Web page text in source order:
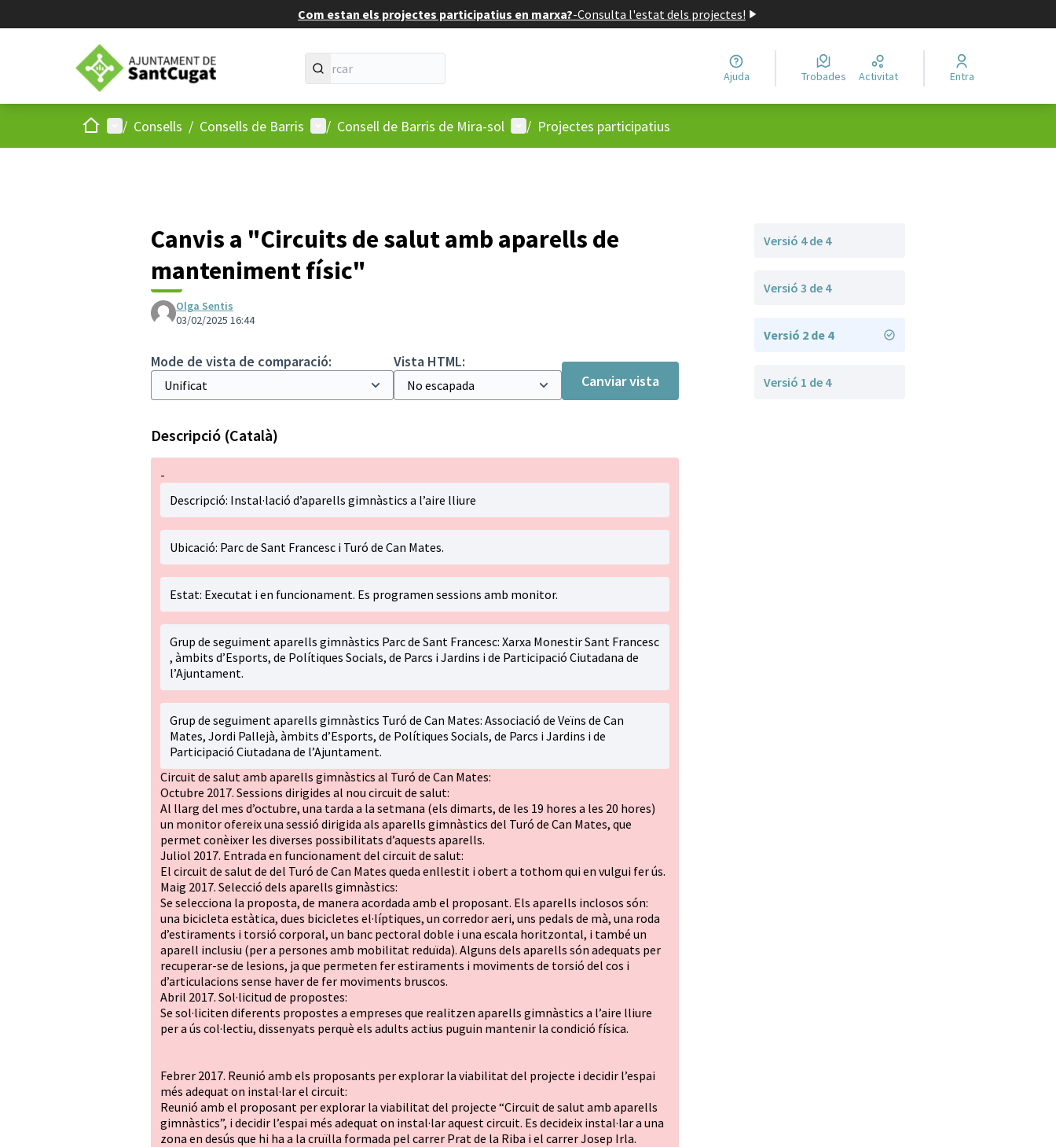
Com estan els projectes participatius en marxa?-Consulta l'estat dels projectes!
Ajuda Trobades Activitat Entra
Inici Menú principal
/ Consells / Consells de Barris Menú d'usuari
/ Consell de Barris de Mira-sol Menú d'usuari
/ Projectes participatius
Canvis a "Circuits de salut amb aparells de
manteniment físic"
Olga Sentis
03/02/2025 16:44
Mode de vista de comparació:
Vista HTML:
Canviar vista
Descripció (Català)
-
Descripció: Instal·lació d’aparells gimnàstics a l’aire lliure
Ubicació: Parc de Sant Francesc i Turó de Can Mates.
Estat: Executat i en funcionament. Es programen sessions amb monitor.
Grup de seguiment aparells gimnàstics Parc de Sant Francesc: Xarxa Monestir Sant Francesc
, àmbits d’Esports, de Polítiques Socials, de Parcs i Jardins i de Participació Ciutadana de
l’Ajuntament.
Grup de seguiment aparells gimnàstics Turó de Can Mates: Associació de Veïns de Can
Mates, Jordi Pallejà, àmbits d’Esports, de Polítiques Socials, de Parcs i Jardins i de
Participació Ciutadana de l’Ajuntament.
Circuit de salut amb aparells gimnàstics al Turó de Can Mates:
Octubre 2017. Sessions dirigides al nou circuit de salut:
Al llarg del mes d’octubre, una tarda a la setmana (els dimarts, de les 19 hores a les 20 hores)
un monitor ofereix una sessió dirigida als aparells gimnàstics del Turó de Can Mates, que
permet conèixer les diverses possibilitats d’aquests aparells.
Juliol 2017. Entrada en funcionament del circuit de salut:
El circuit de salut de del Turó de Can Mates queda enllestit i obert a tothom qui en vulgui fer ús.
Maig 2017. Selecció dels aparells gimnàstics:
Se selecciona la proposta, de manera acordada amb el proposant. Els aparells inclosos són:
una bicicleta estàtica, dues bicicletes el·líptiques, un corredor aeri, uns pedals de mà, una roda
d’estiraments i torsió corporal, un banc pectoral doble i una escala horitzontal, i també un
aparell inclusiu (per a persones amb mobilitat reduïda). Alguns dels aparells són adequats per
recuperar-se de lesions, ja que permeten fer estiraments i moviments de torsió del cos i
d’articulacions sense haver de fer moviments bruscos.
Abril 2017. Sol·licitud de propostes:
Se sol·liciten diferents propostes a empreses que realitzen aparells gimnàstics a l’aire lliure
per a ús col·lectiu, dissenyats perquè els adults actius puguin mantenir la condició física.
Febrer 2017. Reunió amb els proposants per explorar la viabilitat del projecte i decidir l’espai
més adequat on instal·lar el circuit:
Reunió amb el proposant per explorar la viabilitat del projecte “Circuit de salut amb aparells
gimnàstics”, i decidir l’espai més adequat on instal·lar aquest circuit. Es decideix instal·lar a una
zona en desús que hi ha a la cruïlla formada pel carrer Prat de la Riba i el carrer Josep Irla.
Versió 4 de 4
Versió 3 de 4
Versió 2 de 4
Versió 1 de 4